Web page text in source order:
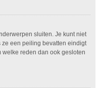
sluiten. Je kunt niet
een peiling bevatten eindigt
reden dan ook gesloten